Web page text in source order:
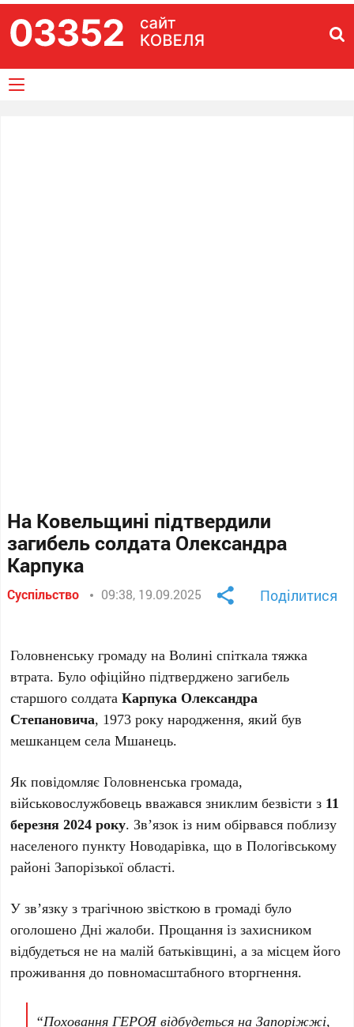
На Ковельщині підтвердили
загибель солдата Олександра
Карпука
Суспільство 09:38, 19.09.2025 Поділитися
Головненську громаду на Волині спіткала тяжка
втрата. Було офіційно підтверджено загибель
старшого солдатаКарпука Олександра
Степановича, 1973 року народження, який був
мешканцем села Мшанець.
Як повідомляє Головненська громада,
військовослужбовець вважався зниклим безвісти з 11
березня 2024 року. Зв’язок із ним обірвався поблизу
населеного пункту Новодарівка, що в Пологівському
районі Запорізької області.
У зв’язку з трагічною звісткою в громаді було
оголошено Дні жалоби. Прощання із захисником
відбудеться не на малій батьківщині, а за місцем його
проживання до повномасштабного вторгнення.
“Поховання ГЕРОЯ відбудеться на Запоріжжі,